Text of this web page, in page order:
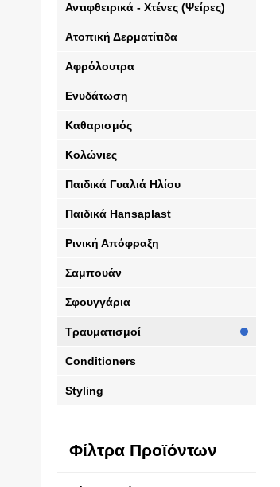
Αντιφθειρικά - Χτένες (Ψείρες)
Ατοπική Δερματίτιδα
Αφρόλουτρα
Ενυδάτωση
Καθαρισμός
Κολώνιες
Παιδικά Γυαλιά Ηλίου
Παιδικά Hansaplast
Ρινική Απόφραξη
Σαμπουάν
Σφουγγάρια
Τραυματισμοί
Conditioners
Styling
Φίλτρα Προϊόντων